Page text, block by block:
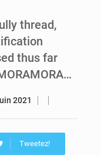
Sénégal : Ousmane Diagne prêtera serment le 11 août comme président du Conseil constitutionnel
thread,
thus far
2021
Tweetez!